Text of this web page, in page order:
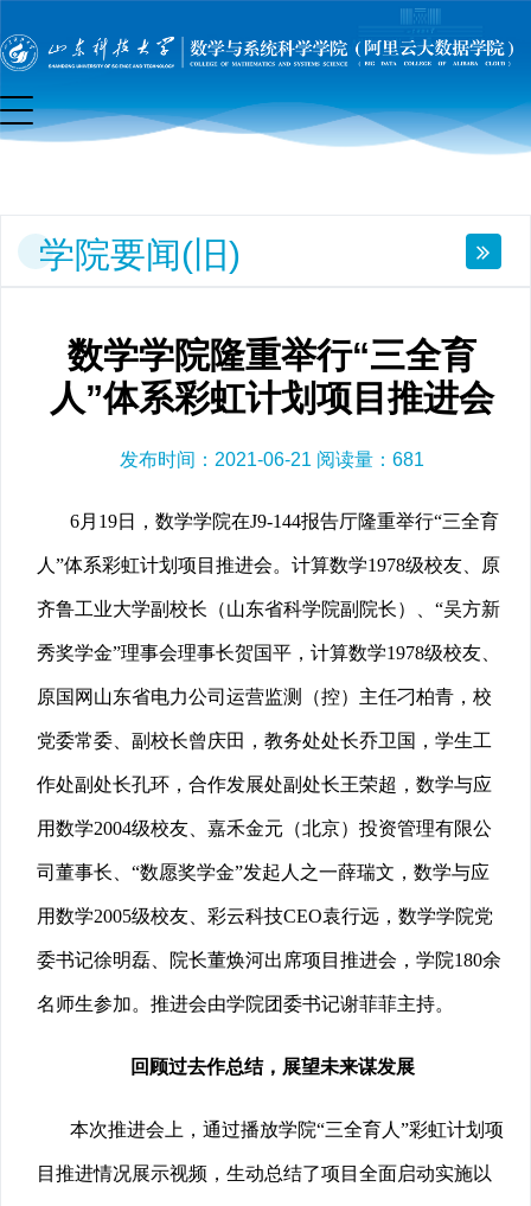
要
(旧)
学院要闻(旧)
数学学院隆重举行“三全育
人”体系彩虹计划项目推进会
发布时间：2021-06-21 阅读量： 681
6月19日，数学学院在J9-144报告厅隆重举行“三全育
人”体系彩虹计划项目推进会。计算数学1978级校友、原
齐鲁工业大学副校长（山东省科学院副院长）、“吴方新
秀奖学金”理事会理事长贺国平，计算数学1978级校友、
原国网山东省电力公司运营监测（控）主任刁柏青，校
党委常委、副校长曾庆田，教务处处长乔卫国，学生工
作处副处长孔环，合作发展处副处长王荣超，数学与应
用数学2004级校友、嘉禾金元（北京）投资管理有限公
司董事长、“数愿奖学金”发起人之一薛瑞文，数学与应
用数学2005级校友、彩云科技CEO袁行远，数学学院党
委书记徐明磊、院长董焕河出席项目推进会，学院180余
名师生参加。推进会由学院团委书记谢菲菲主持。
回顾过去作总结，展望未来谋发展
本次推进会上，通过播放学院“三全育人”彩虹计划项
目推进情况展示视频，生动总结了项目全面启动实施以